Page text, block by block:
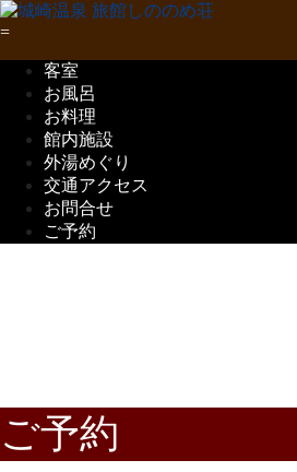
客室
お風呂
お料理
館内施設
外湯めぐり
交通アクセス
お問合せ
ご予約
ご予約